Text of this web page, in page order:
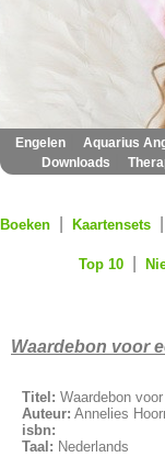
Engelen Aquarius
Downloads
Boeken Kaartensets
Top 10
Waardebon voor
Titel: Waardebon
Auteur: Annelies
isbn:
Taal: Nederlands